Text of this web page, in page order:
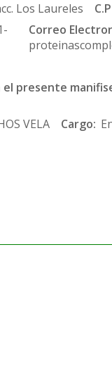
Los Laureles
Correo
el presente
VELA Cargo: